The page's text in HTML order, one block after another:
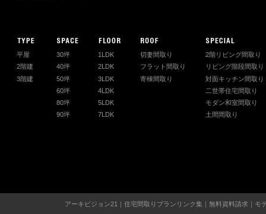
平屋
2階建
3階建
30坪
40坪
50坪
60坪
80坪
90坪
1LDK
2LDK
3LDK
4LDK
5LDK
7LDK
切妻間取り
フラット間取り
寄棟間取り
2階リビング間取り
リビング階段間取り
対面キッチン間取り
二世帯住宅間取り
モダン和室間取り
土間間取り
アーキビジョン21 住宅間取りプランリンク集 無料資料請求 モ